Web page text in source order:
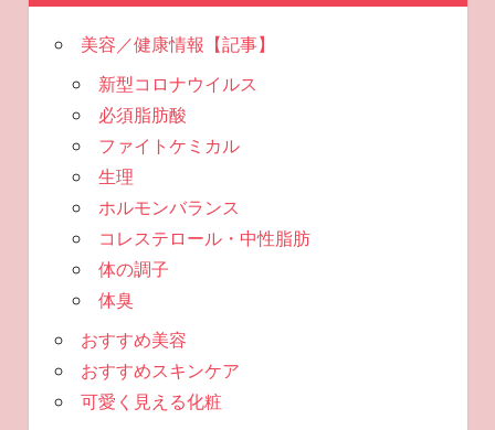
美容／健康情報【記事】
新型コロナウイルス
必須脂肪酸
ファイトケミカル
生理
ホルモンバランス
コレステロール・中性脂肪
体の調子
体臭
おすすめ美容
おすすめスキンケア
可愛く見える化粧